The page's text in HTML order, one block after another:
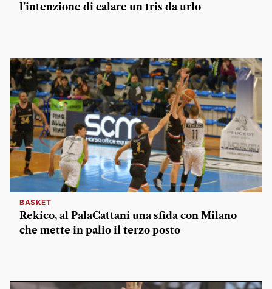
l’intenzione di calare un tris da urlo
BASKET
Rekico, al PalaCattani una sfida con Milano
che mette in palio il terzo posto